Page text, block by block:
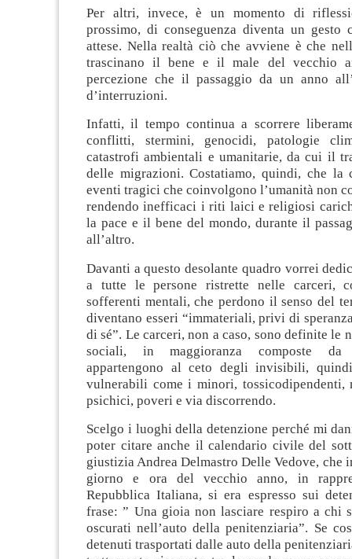
Per altri, invece, è un momento di
prossimo, di conseguenza diventa un gesto
attese. Nella realtà ciò che avviene è che
trascinano il bene e il male del vecchio
percezione che il passaggio da un anno
d’interruzioni.
Infatti, il tempo continua a scorrere
conflitti, stermini, genocidi, patologie
catastrofi ambientali e umanitarie, da cui il
delle migrazioni. Costatiamo, quindi, che la
eventi tragici che coinvolgono l’umanità non
rendendo inefficaci i riti laici e religiosi
la pace e il bene del mondo, durante il
all’altro.
Davanti a questo desolante quadro vorrei
a tutte le persone ristrette nelle carceri,
sofferenti mentali, che perdono il senso del
diventano esseri “immateriali, privi di
di sé”. Le carceri, non a caso, sono definite le
sociali, in maggioranza composte
appartengono al ceto degli invisibili, quindi
vulnerabili come i minori, tossicodipendenti,
psichici, poveri e via discorrendo.
Scelgo i luoghi della detenzione perché mi
poter citare anche il calendario civile del
giustizia Andrea Delmastro Delle Vedove, che
giorno e ora del vecchio anno, in
Repubblica Italiana, si era espresso sui
frase: ” Una gioia non lasciare respiro a chi
oscurati nell’auto della penitenziaria”. Se
detenuti trasportati dalle auto della